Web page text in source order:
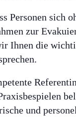
Personen
zur
Ihnen die
und